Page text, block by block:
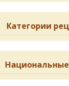
Категории